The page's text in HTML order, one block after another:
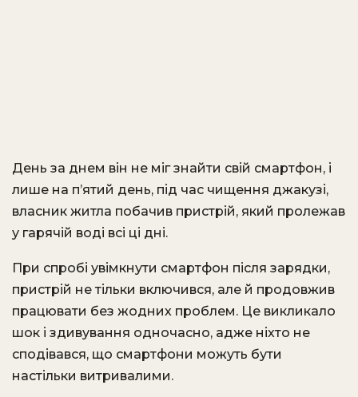
День за днем він не міг знайти свій смартфон, і
лише на п’ятий день, під час чищення джакузі,
власник житла побачив пристрій, який пролежав
у гарячій воді всі ці дні.
При спробі увімкнути смартфон після зарядки,
пристрій не тільки включився, але й продовжив
працювати без жодних проблем. Це викликало
шок і здивування одночасно, адже ніхто не
сподівався, що смартфони можуть бути
настільки витривалими.